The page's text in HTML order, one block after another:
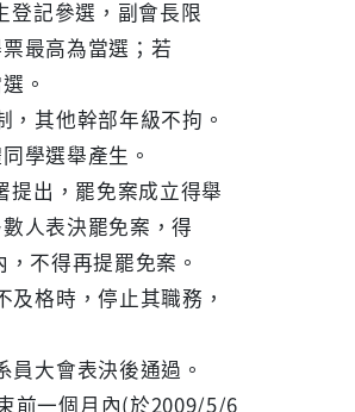
記參選，副會長限
最高為當選；若
。
其他幹部年級不拘。
學選舉產生。
出，罷免案成立得舉
人表決罷免案，得
不得再提罷免案。
格時，停止其職務，
大會表決後通過。
前一個月內(於2009/5/6